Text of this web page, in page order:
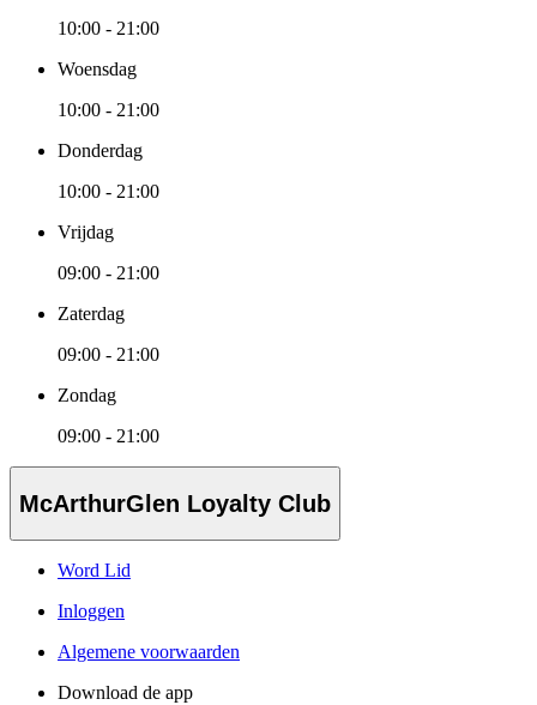
10:00 - 21:00
Woensdag
10:00 - 21:00
Donderdag
10:00 - 21:00
Vrijdag
09:00 - 21:00
Zaterdag
09:00 - 21:00
Zondag
09:00 - 21:00
McArthurGlen Loyalty Club
Word Lid
Inloggen
Algemene voorwaarden
Download de app